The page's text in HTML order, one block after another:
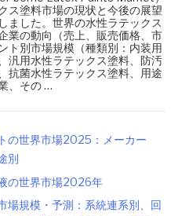
ス塗料市場の現状と今後の展望
ました。世界の水性ラテックス
業の動向（売上、販売価格、市
ト別市場規模（種類別：内装用
汎用水性ラテックス塗料、防汚
抗菌水性ラテックス塗料、用途
、その …
の世界市場2025：メーカー
別
の世界市場2026年
場規模・予測：系統連系別、回